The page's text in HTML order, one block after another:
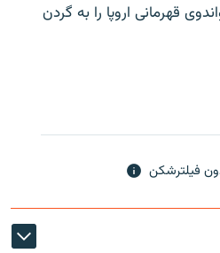
قهرمانی اروپا را به گردن
فیلترشکن